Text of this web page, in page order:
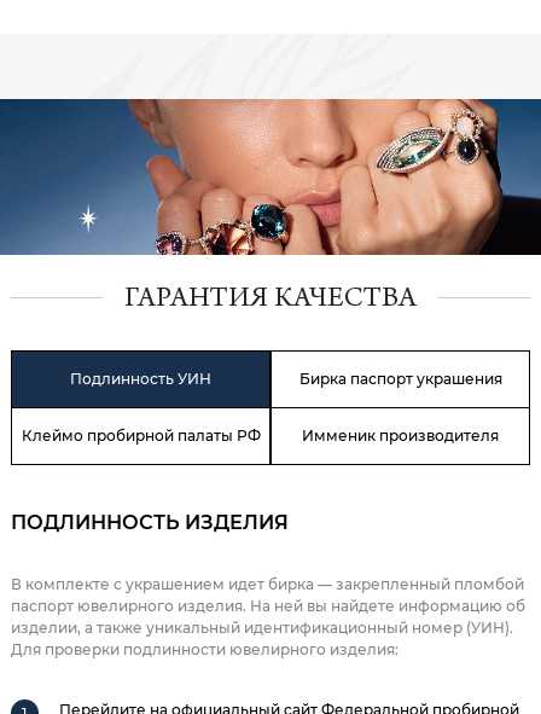
ГАРАНТИЯ КАЧЕСТВА
Подлинность УИН Бирка паспорт украшения
Клеймо пробирной палаты РФ Имменик производителя
ПОДЛИННОСТЬ ИЗДЕЛИЯ
В комплекте с украшением идет бирка — закрепленный пломбой
паспорт ювелирного изделия. На ней вы найдете информацию об
изделии, а также уникальный идентификационный номер (УИН).
Для проверки подлинности ювелирного изделия:
Перейдите на официальный сайт Федеральной пробирной